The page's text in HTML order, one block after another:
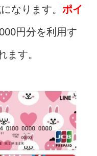
なります。 ポイ
円分を利用す
す。